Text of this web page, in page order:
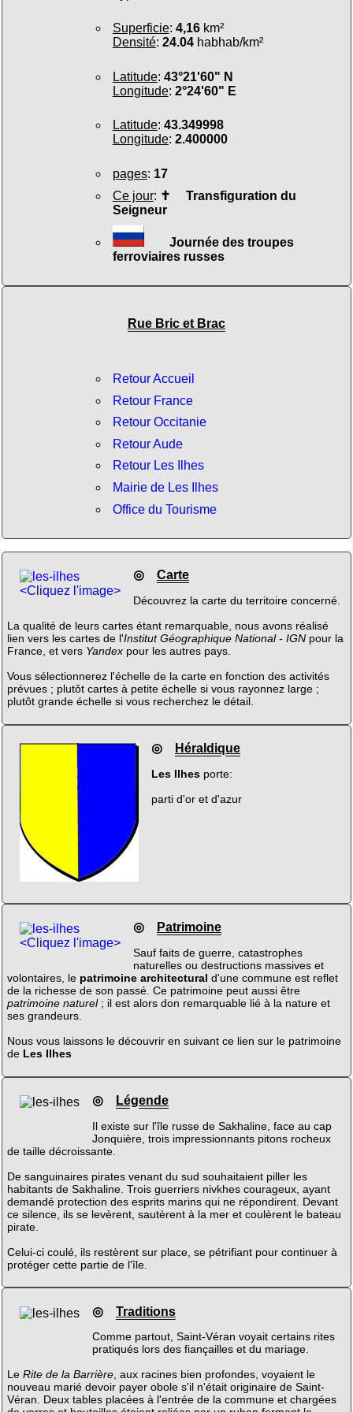
Superficie: 4,16km²
Densité: 24.04habhab/km²
Latitude: 43°21'60" N
Longitude: 2°24'60" E
Latitude: 43.349998
Longitude: 2.400000
pages: 17
Ce jour: ✝ Transfiguration du
Seigneur
Journée des troupes
ferroviaires russes
Rue Bric et Brac
Retour Accueil
Retour France
Retour Occitanie
Retour Aude
Retour Les Ilhes
Mairie de Les Ilhes
Office du Tourisme
<Cliquez l'image>
◎ Carte
Découvrez la carte du territoire concerné.
La qualité de leurs cartes étant remarquable, nous avons réalisé
lien vers les cartes de l'Institut Géographique National - IGNpour la
France, et vers Yandexpour les autres pays.
Vous sélectionnerez l'échelle de la carte en fonction des activités
prévues ; plutôt cartes à petite échelle si vous rayonnez large ;
plutôt grande échelle si vous recherchez le détail.
◎ Héraldique
Les Ilhesporte:
parti d'or et d'azur
<Cliquez l'image>
◎ Patrimoine
Sauf faits de guerre, catastrophes
naturelles ou destructions massives et
volontaires, le patrimoine architectural d'une commune est reflet
de la richesse de son passé. Ce patrimoine peut aussi être
patrimoine naturel; il est alors don remarquable lié à la nature et
ses grandeurs.
Nous vous laissons le découvrir en suivant ce lien sur le patrimoine
de Les Ilhes
◎ Légende
Il existe sur l'île russe de Sakhaline, face au cap
Jonquière, trois impressionnants pitons rocheux
de taille décroissante.
De sanguinaires pirates venant du sud souhaitaient piller les
habitants de Sakhaline. Trois guerriers nivkhes courageux, ayant
demandé protection des esprits marins qui ne répondirent. Devant
ce silence, ils se levèrent, sautèrent à la mer et coulèrent le bateau
pirate.
Celui-ci coulé, ils restèrent sur place, se pétrifiant pour continuer à
protéger cette partie de l'île.
◎ Traditions
Comme partout, Saint-Véran voyait certains rites
pratiqués lors des fiançailles et du mariage.
Le Rite de la Barrière, aux racines bien profondes, voyaient le
nouveau marié devoir payer obole s'il n'était originaire de Saint-
Véran. Deux tables placées à l'entrée de la commune et chargées